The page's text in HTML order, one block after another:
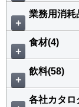
＋
業務用消耗
＋
食材(4)
＋
飲料(58)
各社カタロ